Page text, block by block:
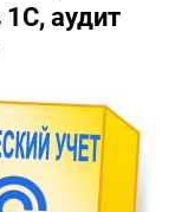
1С, аудит